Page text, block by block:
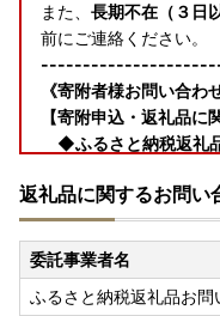
また、 長期不在（３日
前にご連絡ください。
《寄附者様お問い合わ
【寄附申込・返礼品に
◆ふるさと納税返礼
日祝日・年末年始を除
Mail：contact_r-
【お盆期間中の対応に
返礼品に関するお問い
委託事業者名
ふるさと納税返礼品お問